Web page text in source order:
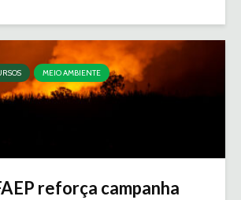
MEIO AMBIENTE
reforça campanha